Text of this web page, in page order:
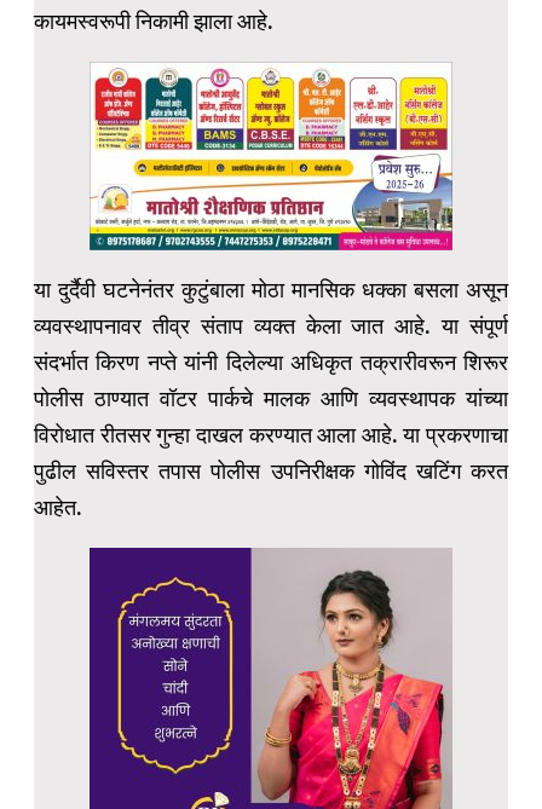
कायमस्वरूपी निकामी झाला आहे.
या दुर्दैवी घटनेनंतर कुटुंबाला मोठा मानसिक धक्का बसला असून
व्यवस्थापनावर तीव्र संताप व्यक्त केला जात आहे. या संपूर्ण
संदर्भात किरण नप्ते यांनी दिलेल्या अधिकृत तक्रारीवरून शिरूर
पोलीस ठाण्यात वॉटर पार्कचे मालक आणि व्यवस्थापक यांच्या
विरोधात रीतसर गुन्हा दाखल करण्यात आला आहे. या प्रकरणाचा
पुढील सविस्तर तपास पोलीस उपनिरीक्षक गोविंद खटिंग करत
आहेत.